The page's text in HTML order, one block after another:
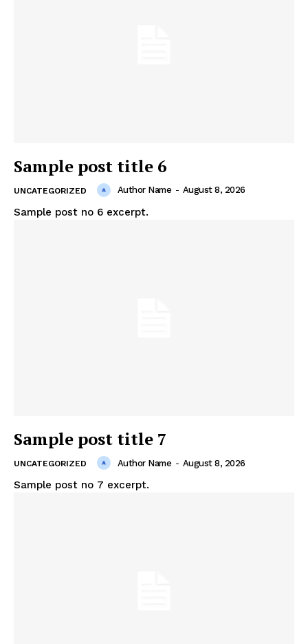
Sample post title 6
UNCATEGORIZED Author Name - August 8, 2026
Sample post no 6 excerpt.
Sample post title 7
UNCATEGORIZED Author Name - August 8, 2026
Sample post no 7 excerpt.